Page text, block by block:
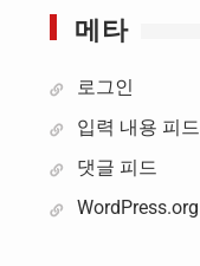
메타
로그인
입력 내용 피드
댓글 피드
WordPress.org